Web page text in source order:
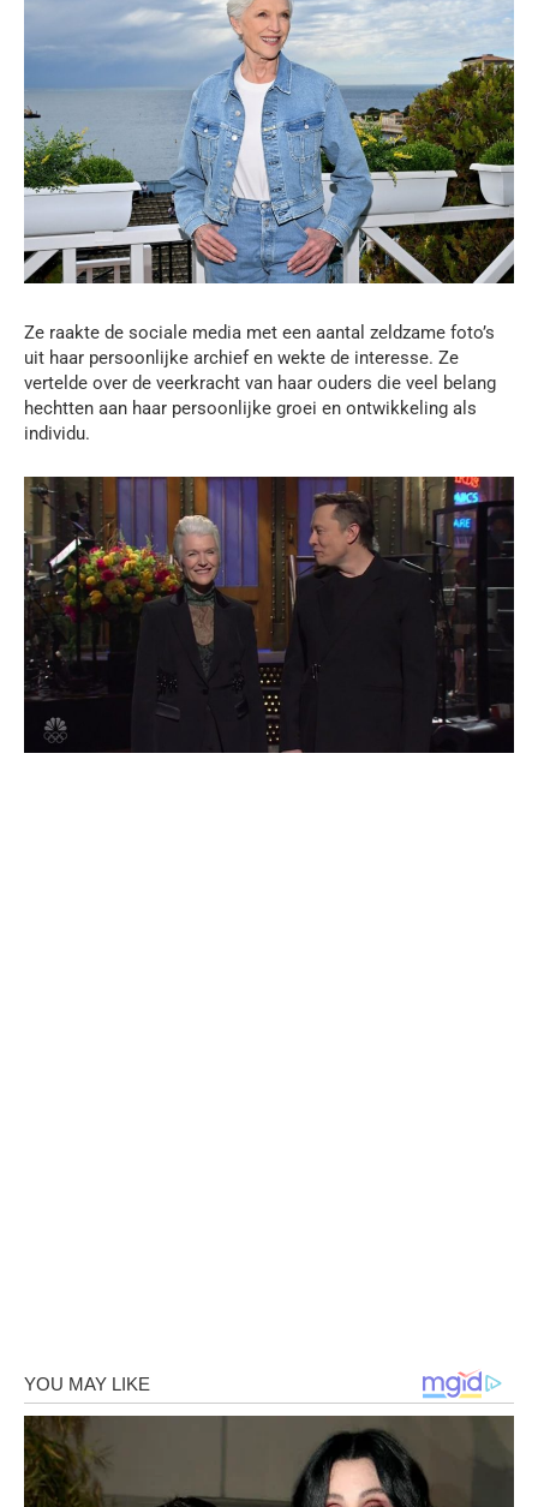
Ze raakte de sociale media met een aantal zeldzame foto’s
uit haar persoonlijke archief en wekte de interesse. Ze
vertelde over de veerkracht van haar ouders die veel belang
hechtten aan haar persoonlijke groei en ontwikkeling als
individu.